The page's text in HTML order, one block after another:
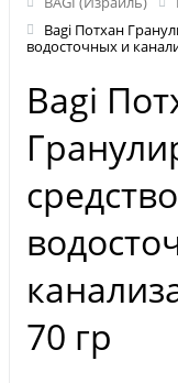
Bagi Потхан
водосточных и
Bagi
70 гр